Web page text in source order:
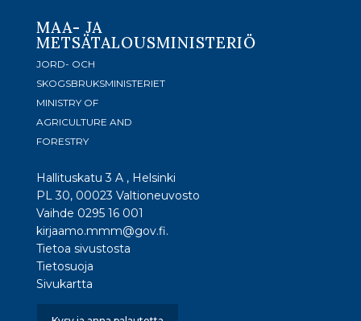
MAA- JA
METSÄTALOUSMINISTERIÖ
JORD- OCH
SKOGSBRUKSMINISTERIET
MINISTRY OF
AGRICULTURE AND
FORESTRY
Hallituskatu 3 A , Helsinki
PL 30, 00023 Valtioneuvosto
Vaihde 0295 16 001
kirjaamo.mmm@gov.fi.
Tietoa sivustosta
Tietosuoja
Sivukartta